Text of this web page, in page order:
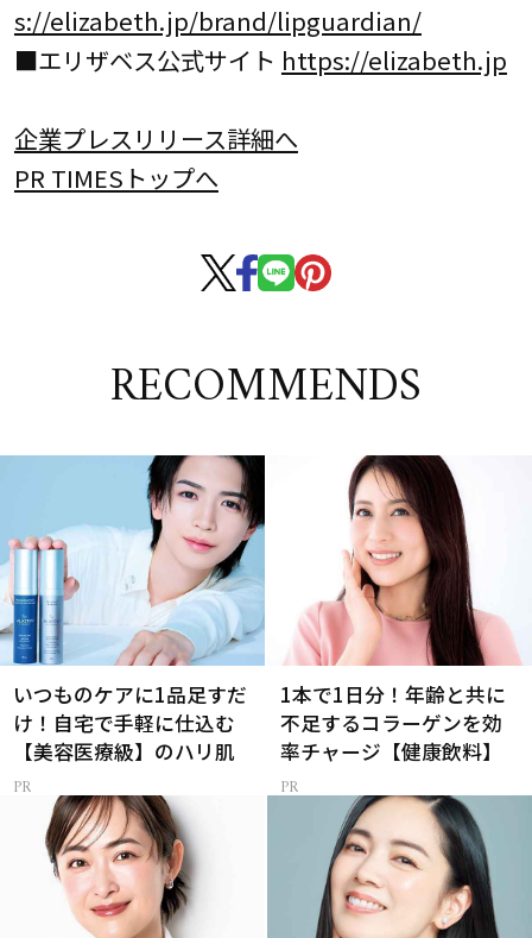
s://elizabeth.jp/brand/lipguardian/
■エリザベス公式サイト https://elizabeth.jp
企業プレスリリース詳細へ
PR TIMESトップへ
RECOMMENDS
いつものケアに1品足すだ
け！自宅で手軽に仕込む
【美容医療級】のハリ肌
1本で1日分！年齢と共に
不足するコラーゲンを効
率チャージ【健康飲料】